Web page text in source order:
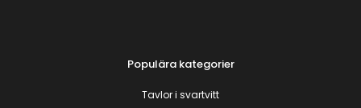
Populära kategorier
Tavlor i svartvitt